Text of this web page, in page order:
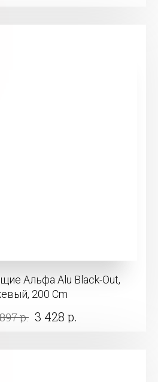
Альфа Alu Black-Out,
200 Cm
р. 3 428 р.